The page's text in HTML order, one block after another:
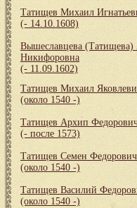
Татищев Михаил
(- 14.10.1608)
Вышеславцева
Никифоровна
(- 11.09.1602)
Татищев Михаил
(около 1540 -)
Татищев Архип
(- после 1573)
Татищев Семен Федорович
(около 1540 -)
Татищев Василий
(около 1540 -)